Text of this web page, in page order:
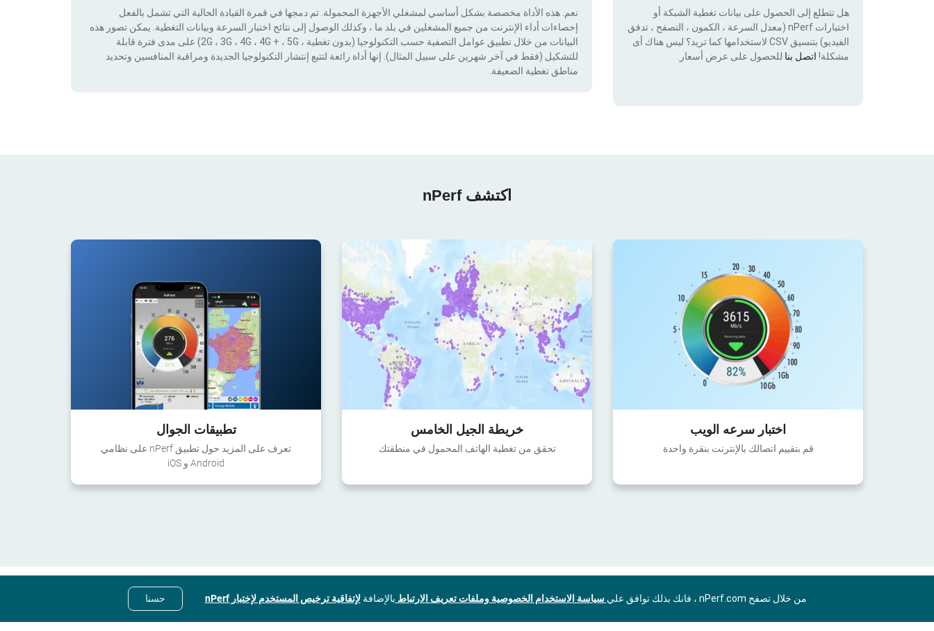
هل تتطلع إلى الحصول على بيانات تغطية الشبكة أو
اختبارات nPerf (معدل السرعة ، الكمون ، التصفح ، تدفق
الفيديو) بتنسيق CSV لاستخدامها كما تريد؟ ليس هناك أى
مشكلة! اتصل بنا للحصول على عرض أسعار.
نعم. هذه الأداة مخصصة بشكل أساسي لمشغلي الأجهزة المحمولة. تم دمجها في قمرة القيادة الحالية التي تشمل بالفعل
إحصاءات أداء الإنترنت من جميع المشغلين في بلد ما ، وكذلك الوصول إلى نتائج اختبار السرعة وبيانات التغطية. يمكن تصور هذه
البيانات من خلال تطبيق عوامل التصفية حسب التكنولوجيا (بدون تغطية ، 2G ، 3G ، 4G ، 4G + ، 5G) على مدى فترة قابلة
للتشكيل (فقط في آخر شهرين على سبيل المثال). إنها أداة رائعة لتتبع إنتشار التكنولوجيا الجديدة ومراقبة المنافسين وتحديد
مناطق تغطية الضعيفة.
اكتشف nPerf
اختبار سرعه الويب
قم بتقييم اتصالك بالإنترنت بنقرة واحدة
خريطة الجيل الخامس
تحقق من تغطية الهاتف المحمول في منطقتك
تطبيقات الجوال
تعرف على المزيد حول تطبيق nPerf على نظامي
Android و iOS
من خلال تصفح nPerf.com ، فانك بذلك توافق علي سياسة الاستخدام الخصوصية وملفات تعريف الارتباط بالإضافةلإتفاقية ترخيص المستخدم لإختبار nPerf حسنا